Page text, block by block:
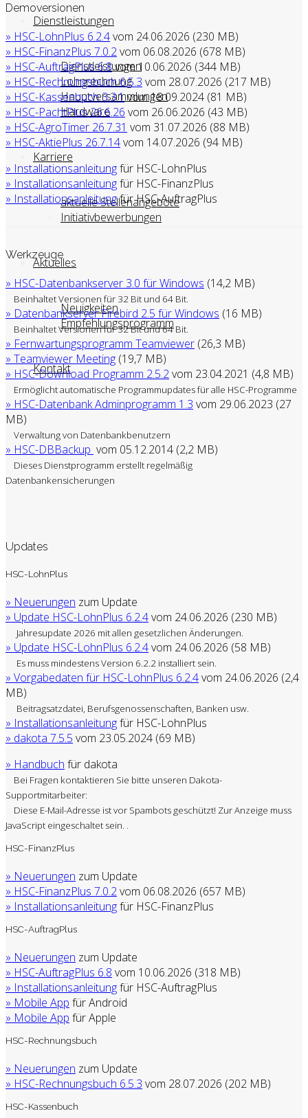
Dienstleistungen
Dienstleistungen
Lohnrechnung
Hauptversammlungen
Hardware
Karriere
aktuelle Stellenangebote
Initiativbewerbungen
Aktuelles
Neuigkeiten
Empfehlungsprogramm
Kontakt
Demoversionen
» HSC-LohnPlus 6.2.4vom 24.06.2026 (230 MB)
» HSC-FinanzPlus 7.0.2vom 06.08.2026 (678 MB)
» HSC-AuftragPlus 6.8vom 10.06.2026 (344 MB)
» HSC-Rechnungsbuch 6.5.3 vom 28.07.2026 (217 MB)
» HSC-Kassenbuch 3.3.1vom 18.09.2024 (81 MB)
» HSC-PachtPlus 26.6.26 vom 26.06.2026 (43 MB)
» HSC-AgroTimer 26.7.31 vom 31.07.2026 (88 MB)
» HSC-AktiePlus 26.7.14vom 14.07.2026 (94 MB)
» Installationsanleitungfür HSC-LohnPlus
» Installationsanleitungfür HSC-FinanzPlus
» Installationsanleitungfür HSC-AuftragPlus
Werkzeuge
» HSC-Datenbankserver 3.0 für Windows (14,2 MB)
Beinhaltet Versionen für 32 Bit und 64 Bit.
» Datenbankserver Firebird 2.5 für Windows (16 MB)
Beinhaltet Versionen für 32 Bit und 64 Bit.
» Fernwartungsprogramm Teamviewer (26,3 MB)
» Teamviewer Meeting (19,7 MB)
» HSC-Download Programm 2.5.2vom 23.04.2021 (4,8 MB)
Ermöglicht automatische Programmupdates für alle HSC-Programme
» HSC-Datenbank Adminprogramm 1.3 vom 29.06.2023 (27
MB)
Verwaltung von Datenbankbenutzern
» HSC-DBBackup vom 05.12.2014 (2,2 MB)
Dieses Dienstprogramm erstellt regelmäßig
Datenbankensicherungen
Updates
HSC-LohnPlus
» Neuerungen zum Update
» Update HSC-LohnPlus 6.2.4vom 24.06.2026 (230 MB)
Jahresupdate 2026 mit allen gesetzlichen Änderungen.
» Update HSC-LohnPlus 6.2.4vom 24.06.2026 (58 MB)
Es muss mindestens Version 6.2.2 installiert sein.
» Vorgabedaten für HSC-LohnPlus 6.2.4vom 24.06.2026 (2,4
MB)
Beitragsatzdatei, Berufsgenossenschaften, Banken usw.
» Installationsanleitungfür HSC-LohnPlus
» dakota 7.5.5 vom 23.05.2024 (69 MB)
» Handbuch für dakota
Bei Fragen kontaktieren Sie bitte unseren Dakota-
Supportmitarbeiter:
Diese E-Mail-Adresse ist vor Spambots geschützt! Zur Anzeige muss
JavaScript eingeschaltet sein. .
HSC-FinanzPlus
» Neuerungen zum Update
» HSC-FinanzPlus 7.0.2vom 06.08.2026 (657 MB)
» Installationsanleitungfür HSC-FinanzPlus
HSC-AuftragPlus
» Neuerungen zum Update
» HSC-AuftragPlus 6.8 vom 10.06.2026 (318 MB)
» Installationsanleitungfür HSC-AuftragPlus
» Mobile App für Android
» Mobile App für Apple
HSC-Rechnungsbuch
» Neuerungen zum Update
» HSC-Rechnungsbuch 6.5.3 vom 28.07.2026 (202 MB)
HSC-Kassenbuch